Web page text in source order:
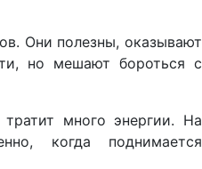
Они полезны, оказывают
но мешают бороться с
много энергии. На
когда поднимается